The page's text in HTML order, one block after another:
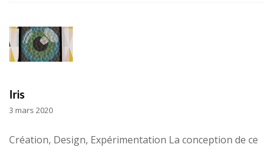
Iris
3 mars 2020
Création, Design, Expérimentation La conception de ce